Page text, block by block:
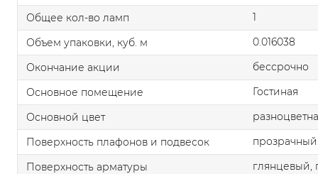
Общее кол-во ламп
1
Объем упаковки, куб. м
0.016038
Окончание акции
бессрочно
Основное помещение
Гостиная
Основной цвет
Поверхность плафонов и подвесок
прозрачный
Поверхность арматуры
глянцевый,